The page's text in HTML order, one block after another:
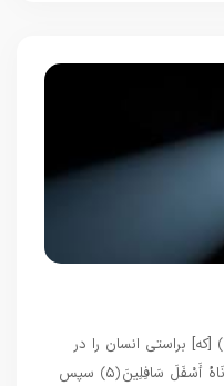
لَقَدْ خَلَقْنَا الْإِنْسَانَ فِي أَحْسَنِ تَقْوِيمٍ ﴿۴﴾ [كه] براستى انسان را در
نيكوترين اعتدال آفريديم (۴) ثُمَّ رَدَدْنَاهُ أَسْفَلَ سَافِلِينَ ﴿۵﴾ سپس